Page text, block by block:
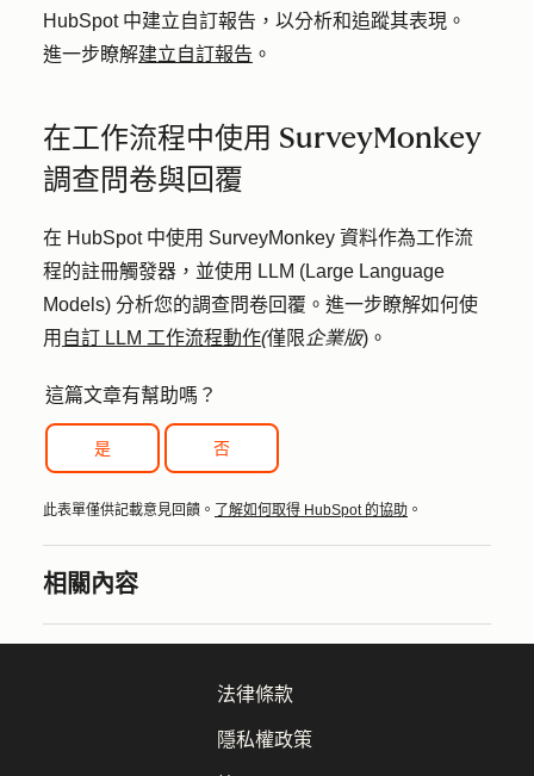
HubSpot 中建立自訂報告，以分析和追蹤其表現。
進一步瞭解建立自訂報告 。
在工作流程中使用 SurveyMonkey
調查問卷與回覆
在 HubSpot 中使用 SurveyMonkey 資料作為工作流
程的註冊觸發器，並使用 LLM (Large Language
Models) 分析您的調查問卷回覆。進一步瞭解如何使
用 自訂 LLM 工作流程動作(僅限企業版)。
這篇文章有幫助嗎？
是 否
此表單僅供記載意見回饋。 了解如何取得 HubSpot 的協助 。
相關內容
法律條款
隱私權政策